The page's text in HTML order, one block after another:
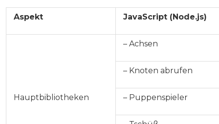
Aspekt JavaScript (Node.js)
Hauptbibliotheken
– Achsen
– Knoten abrufen
– Puppenspieler